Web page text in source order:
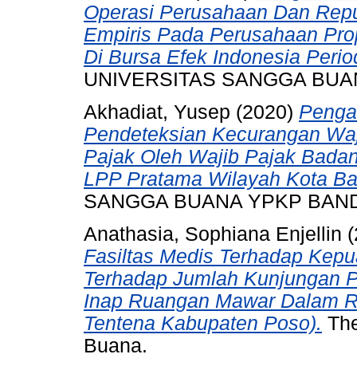
Operasi Perusahaan Dan
Empiris Pada Perusahaan
Di Bursa Efek Indonesia
UNIVERSITAS SANGGA
Akhadiat, Yusep (2020)
Pendeteksian Kecurangan
Pajak Oleh Wajib Pajak
LPP Pratama Wilayah Kota
SANGGA BUANA YPKP
Anathasia, Sophiana Enjellin
Fasiltas Medis Terhadap
Terhadap Jumlah Kunjungan
Inap Ruangan Mawar Dalam
Tentena Kabupaten Poso).
Buana.